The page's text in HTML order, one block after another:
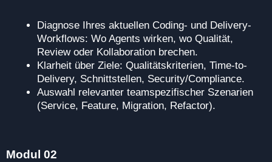
Diagnose Ihres aktuellen Coding- und Delivery-
Workflows: Wo Agents wirken, wo Qualität,
Review oder Kollaboration brechen.
Klarheit über Ziele: Qualitätskriterien, Time-to-
Delivery, Schnittstellen, Security/Compliance.
Auswahl relevanter teamspezifischer Szenarien
(Service, Feature, Migration, Refactor).
Modul 02